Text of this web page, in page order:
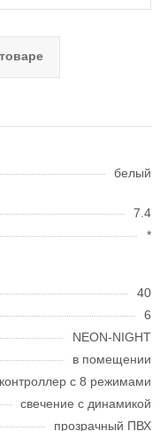
белый
7.4
*
40
6
NEON-NIGHT
в помещении
контроллер с 8 режимами
свечение с динамикой
прозрачный ПВХ